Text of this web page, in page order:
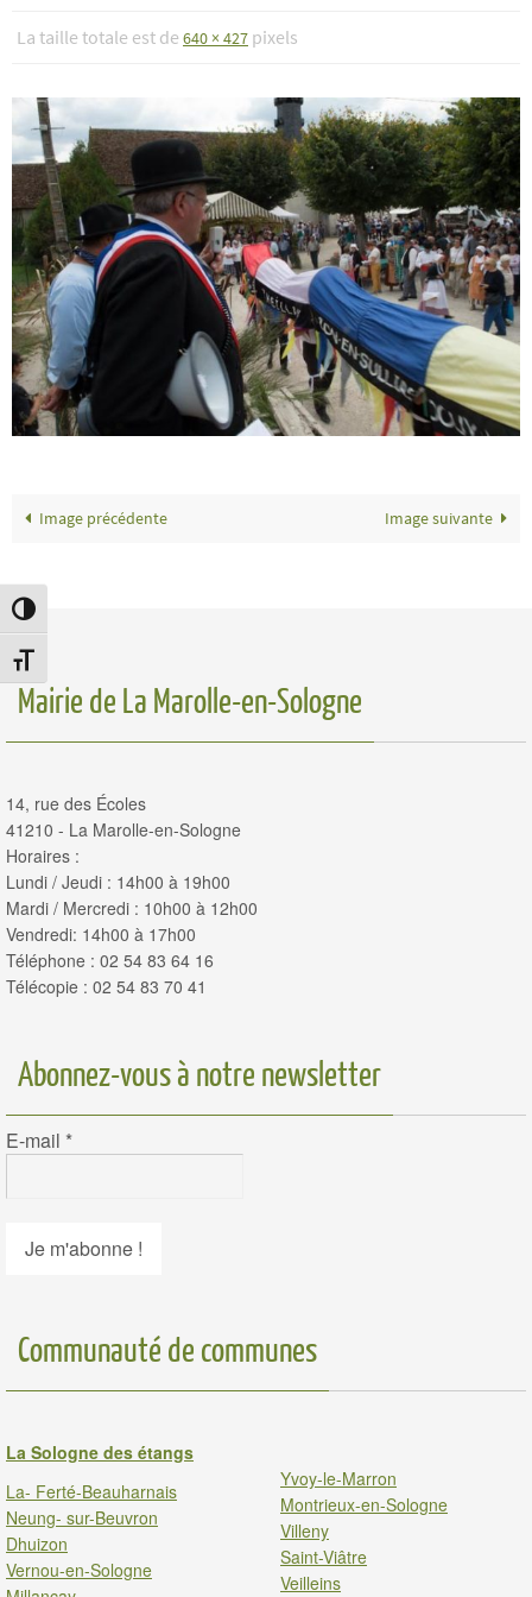
Passer en contraste élevé
Changer la taille de la police
La taille totale est de 640 × 427 pixels
Image précédente Image suivante
Mairie de La Marolle-en-Sologne
14, rue des Écoles
41210 - La Marolle-en-Sologne
Horaires :
Lundi / Jeudi : 14h00 à 19h00
Mardi / Mercredi : 10h00 à 12h00
Vendredi: 14h00 à 17h00
Téléphone : 02 54 83 64 16
Télécopie : 02 54 83 70 41
Abonnez-vous à notre newsletter
E-mail *
Communauté de communes
La Sologne des étangs
La- Ferté-Beauharnais
Neung- sur-Beuvron
Dhuizon
Vernou-en-Sologne
Yvoy-le-Marron
Montrieux-en-Sologne
Villeny
Saint-Viâtre
Veilleins